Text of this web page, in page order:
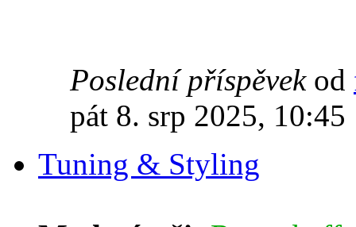
Poslední příspěvekod
pát 8. srp 2025, 10:45
Tuning & Styling